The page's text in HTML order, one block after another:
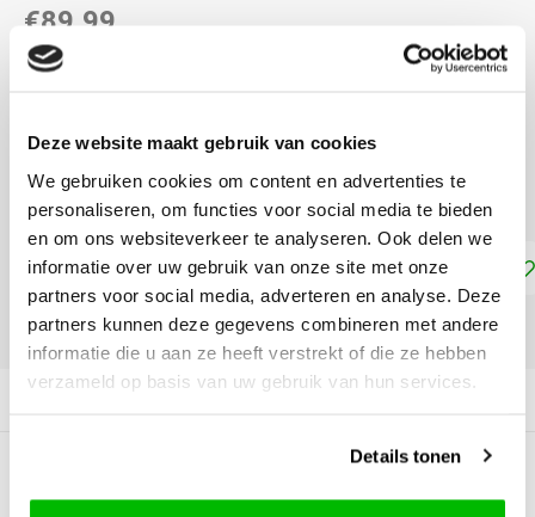
Deze website maakt gebruik van cookies
We gebruiken cookies om content en advertenties te
personaliseren, om functies voor social media te bieden
en om ons websiteverkeer te analyseren. Ook delen we
informatie over uw gebruik van onze site met onze
partners voor social media, adverteren en analyse. Deze
partners kunnen deze gegevens combineren met andere
informatie die u aan ze heeft verstrekt of die ze hebben
verzameld op basis van uw gebruik van hun services.
Details tonen
€89,99
DIRECT LEVERBAAR
telpatroon
Lees meer
Toevoegen aan winkelwagen
DELEN:
BEOORDELINGEN